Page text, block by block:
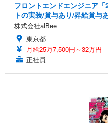
フロントエンドエンジニア
トの実装/賞与あり/昇給賞与
株式会社alBee
東京都
月給25万7,500円～32万円
正社員